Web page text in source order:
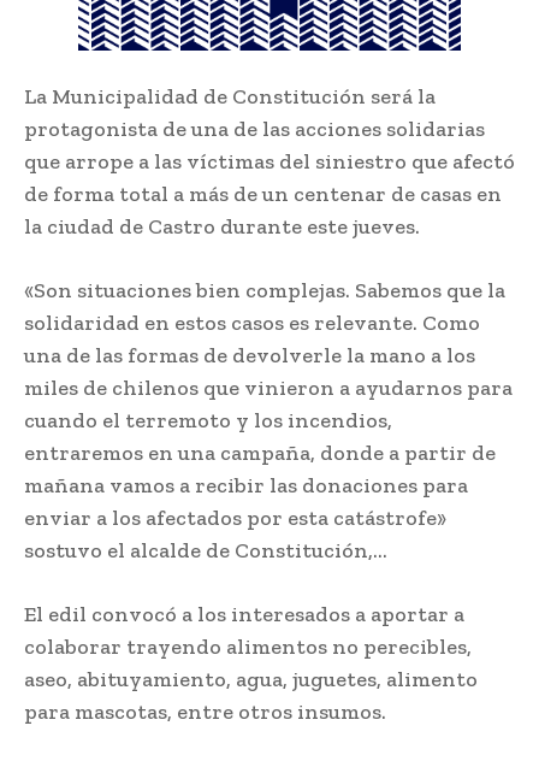
La Municipalidad de Constitución será la
protagonista de una de las acciones solidarias
que arrope a las víctimas del siniestro que afectó
de forma total a más de un centenar de casas en
la ciudad de Castro durante este jueves.
«Son situaciones bien complejas. Sabemos que la
solidaridad en estos casos es relevante. Como
una de las formas de devolverle la mano a los
miles de chilenos que vinieron a ayudarnos para
cuando el terremoto y los incendios,
entraremos en una campaña, donde a partir de
mañana vamos a recibir las donaciones para
enviar a los afectados por esta catástrofe»
sostuvo el alcalde de Constitución,…
El edil convocó a los interesados a aportar a
colaborar trayendo alimentos no perecibles,
aseo, abituyamiento, agua, juguetes, alimento
para mascotas, entre otros insumos.